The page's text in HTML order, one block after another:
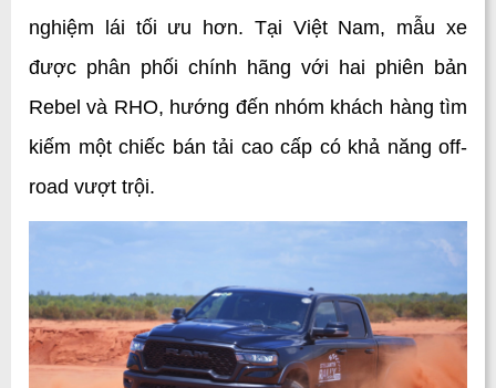
nghiệm lái tối ưu hơn. Tại Việt Nam, mẫu xe
được phân phối chính hãng với hai phiên bản
Rebel và RHO, hướng đến nhóm khách hàng tìm
kiếm một chiếc bán tải cao cấp có khả năng off-
road vượt trội.